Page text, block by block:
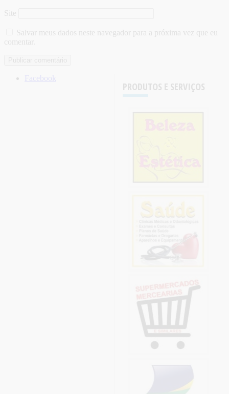
Site
Salvar meus dados neste navegador para a próxima vez que eu
comentar.
PRODUTOS E SERVIÇOS
Facebook